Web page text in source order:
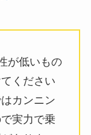
が低いもの
ください
カンニン
実力で乗